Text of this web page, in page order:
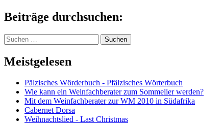
Beiträge durchsuchen:
Suchen
nach:
Meistgelesen
Pälzisches Wörderbuch - Pfälzisches Wörterbuch
Wie kann ein Weinfachberater zum Sommelier werden?
Mit dem Weinfachberater zur WM 2010 in Südafrika
Cabernet Dorsa
Weihnachtslied - Last Christmas